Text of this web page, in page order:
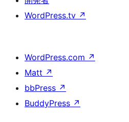
WordPress.tv ↗
WordPress.com ↗
Matt ↗
bbPress ↗
BuddyPress ↗